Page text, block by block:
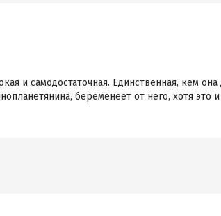
и самодостаточная. Единственная, кем
беременеет от него, хотя это и